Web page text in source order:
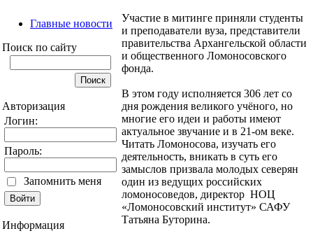
Главные новости
Поиск по сайту
Авторизация
Логин:
Пароль:
Запомнить меня
Информация
Участие в митинге приняли студенты
и преподаватели вуза, представители
правительства Архангельской области
и общественного Ломоносовского
фонда.
В этом году исполняется 306 лет со
дня рождения великого учёного, но
многие его идеи и работы имеют
актуальное звучание и в 21-ом веке.
Читать Ломоносова, изучать его
деятельность, вникать в суть его
замыслов призвала молодых северян
один из ведущих российских
ломоносоведов, директор НОЦ
«Ломоносовский институт» САФУ
Татьяна Буторина.